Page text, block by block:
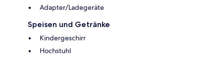
Adapter/Ladegeräte
Speisen und Getränke
Kindergeschirr
Hochstuhl